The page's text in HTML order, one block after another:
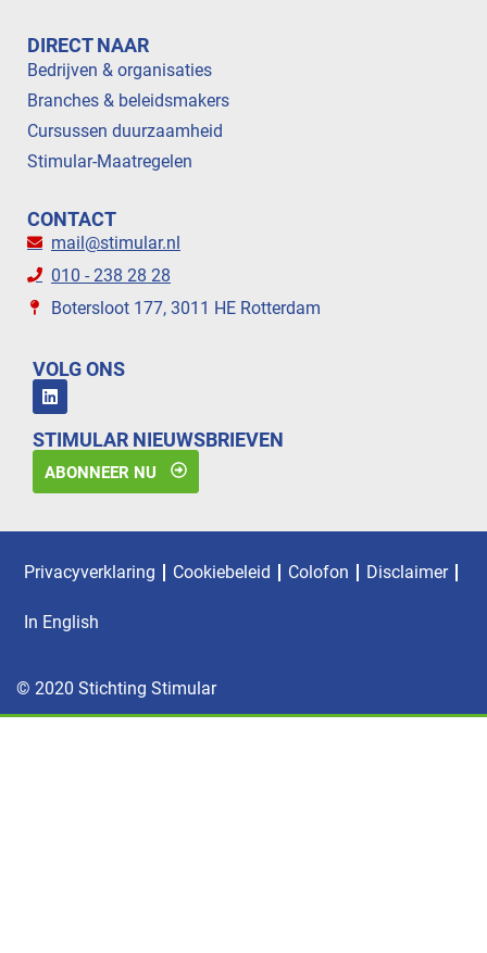
DIRECT NAAR
Bedrijven & organisaties
Branches & beleidsmakers
Cursussen duurzaamheid
Stimular-Maatregelen
CONTACT
mail@stimular.nl
010 - 238 28 28
Botersloot 177, 3011 HE Rotterdam
VOLG ONS
STIMULAR NIEUWSBRIEVEN
ABONNEER NU
Privacyverklaring Cookiebeleid Colofon Disclaimer
In English
© 2020 Stichting Stimular